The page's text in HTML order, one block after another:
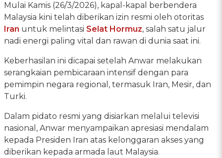
Mulai Kamis (26/3/2026), kapal-kapal berbendera
Malaysia kini telah diberikan izin resmi oleh otoritas
Iran untuk melintasi Selat Hormuz, salah satu jalur
nadi energi paling vital dan rawan di dunia saat ini.
Keberhasilan ini dicapai setelah Anwar melakukan
serangkaian pembicaraan intensif dengan para
pemimpin negara regional, termasuk Iran, Mesir, dan
Turki.
Dalam pidato resmi yang disiarkan melalui televisi
nasional, Anwar menyampaikan apresiasi mendalam
kepada Presiden Iran atas kelonggaran akses yang
diberikan kepada armada laut Malaysia.